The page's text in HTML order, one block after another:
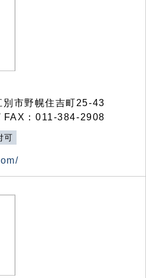
市野幌住吉町25-43
：011-384-2908
可